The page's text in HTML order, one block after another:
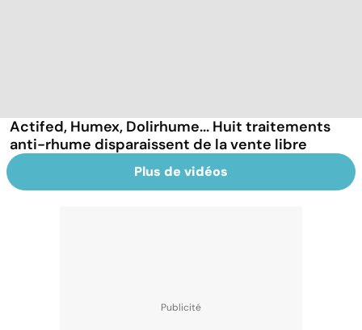
Actifed, Humex, Dolirhume... Huit traitements
anti-rhume disparaissent de la vente libre
Plus de vidéos